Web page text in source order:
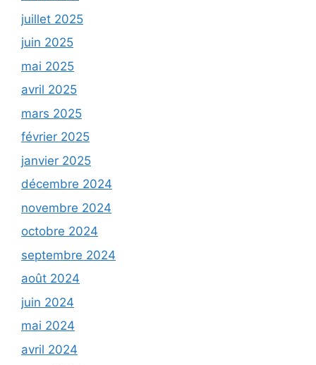
juillet 2025
juin 2025
mai 2025
avril 2025
mars 2025
février 2025
janvier 2025
décembre 2024
novembre 2024
octobre 2024
septembre 2024
août 2024
juin 2024
mai 2024
avril 2024